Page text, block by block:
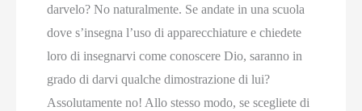
darvelo? No naturalmente. Se andate in una scuola
dove s’insegna l’uso di apparecchiature e chiedete
loro di insegnarvi come conoscere Dio, saranno in
grado di darvi qualche dimostrazione di lui?
Assolutamente no! Allo stesso modo, se scegliete di